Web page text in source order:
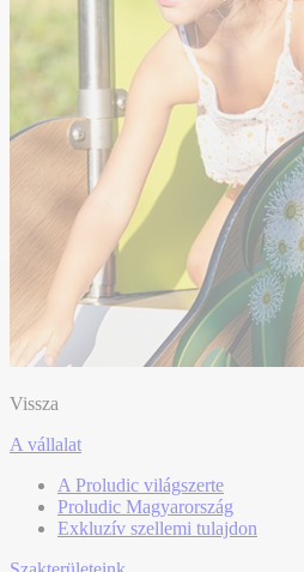
Vissza
A vállalat
A Proludic világszerte
Proludic Magyarország
Exkluzív szellemi tulajdon